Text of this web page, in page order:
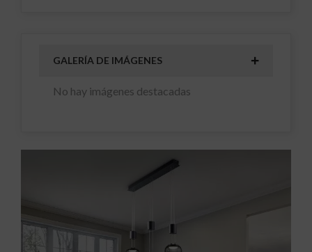
GALERÍA DE IMÁGENES
No hay imágenes destacadas